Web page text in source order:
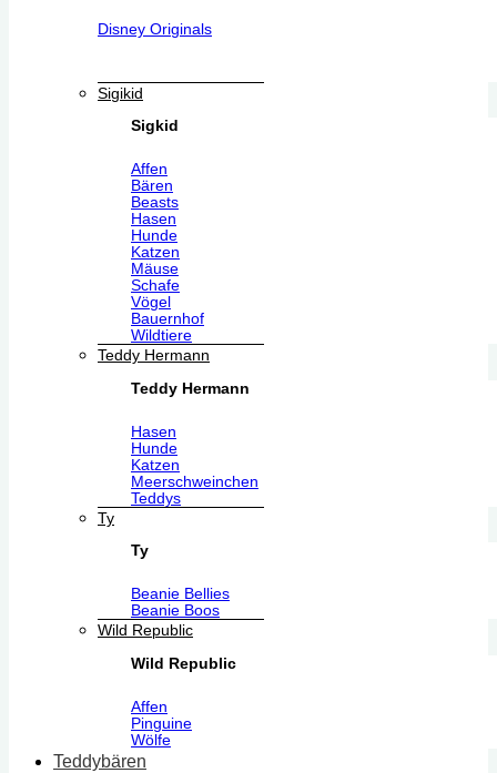
Disney Originals
Sigikid
Sigkid
Affen
Bären
Beasts
Hasen
Hunde
Katzen
Mäuse
Schafe
Vögel
Bauernhof
Wildtiere
Teddy Hermann
Teddy Hermann
Hasen
Hunde
Katzen
Meerschweinchen
Teddys
Ty
Ty
Beanie Bellies
Beanie Boos
Wild Republic
Wild Republic
Affen
Pinguine
Wölfe
Teddybären